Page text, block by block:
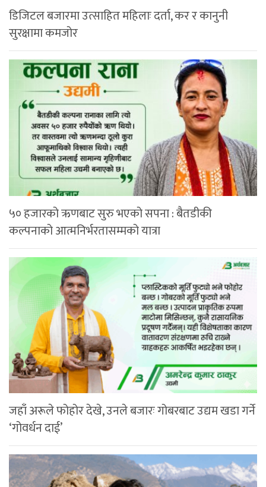
डिजिटल बजारमा उत्साहित महिलाः दर्ता, कर र कानुनी
सुरक्षामा कमजोर
५० हजारको ऋणबाट सुरु भएको सपना : बैतडीकी
कल्पनाको आत्मनिर्भरतासम्मको यात्रा
जहाँ अरूले फोहोर देखे, उनले बजारः गोबरबाट उद्यम खडा गर्ने
‘गोवर्धन दाई’